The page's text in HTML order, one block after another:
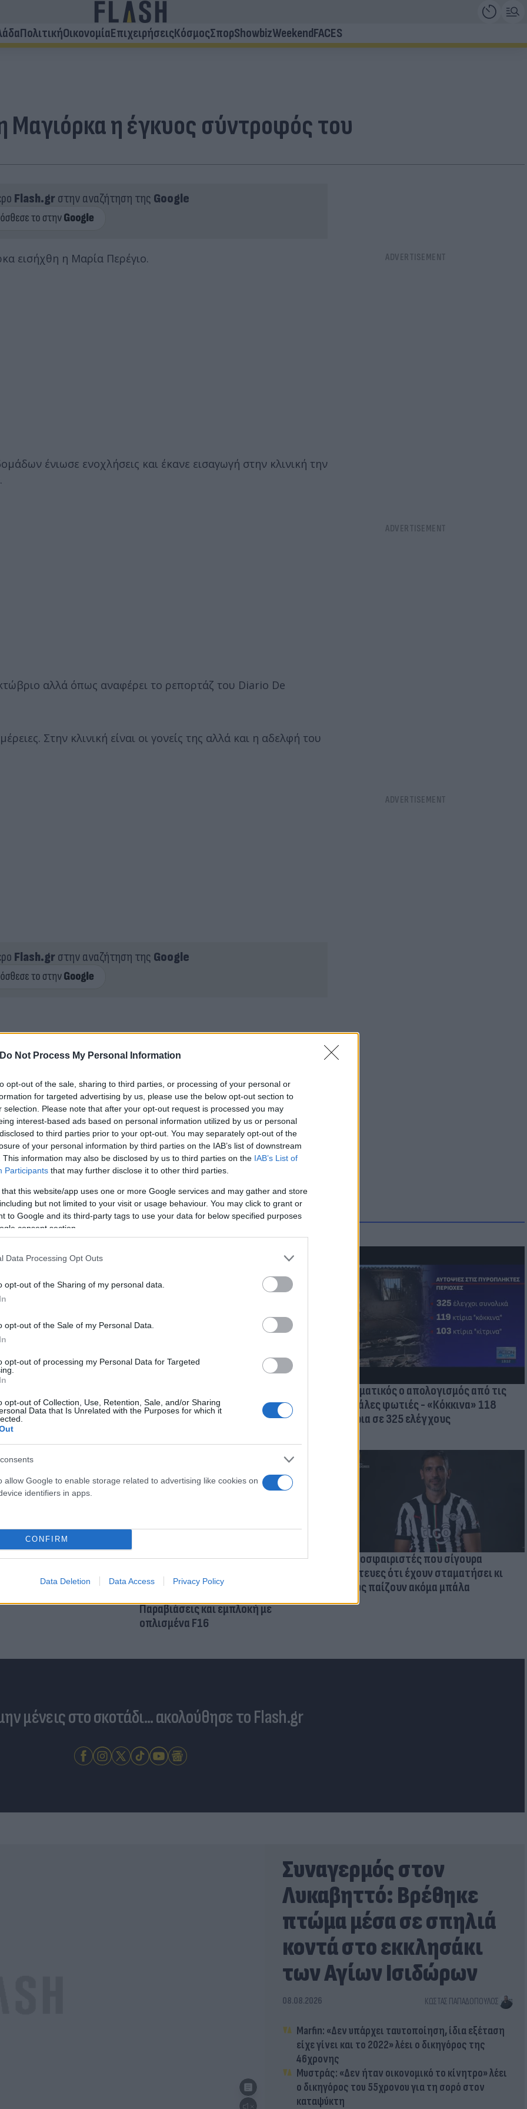
Do Not Process My Personal Information
opt-out of the sale, sharing to third parties, or processing of your personal or
for targeted advertising by us, please use the below opt-out section to
selection. Please note that after your opt-out request is processed you may
interest-based ads based on personal information utilized by us or personal
to third parties prior to your opt-out. You may separately opt-out of the
of your personal information by third parties on the IAB’s list of downstream
This information may also be disclosed by us to third parties on the IAB’s List of
Participants that may further disclose it to other third parties.
that this website/app uses one or more Google services and may gather and store
but not limited to your visit or usage behaviour. You may click to grant or
to Google and its third-party tags to use your data for below specified purposes
consent section.
Data Processing Opt Outs
opt-out of the Sharing of my personal data.
opt-out of the Sale of my Personal Data.
opt-out of processing my Personal Data for Targeted
opt-out of Collection, Use, Retention, Sale, and/or Sharing
Data that Is Unrelated with the Purposes for which it
allow Google to enable storage related to advertising like cookies on
identifiers in apps.
CONFIRM
Data Deletion Data Access Privacy Policy
ΠολιτικήΟικονομίαΕπιχειρήσειςΚόσμοςΣπορShowbizWeekendFACES
Μαγιόρκα η έγκυος σύντροφός του
Flash.grστην αναζήτηση της Google
εισήχθη η Μαρία Περέγιο.
ένιωσε ενοχλήσεις και έκανε εισαγωγή στην κλινική την
αλλά όπως αναφέρει το ρεπορτάζ του Diario De
Στην κλινική είναι οι γονείς της αλλά και η αδελφή του
Flash.grστην αναζήτηση της Google
θεό» - Η κυρία Μέσι
η σύντροφος του
επιστήμονες ρίχνουν φως στις
"φιλίες" μεταξύ διαφορετικών ειδών
Δραματικός ο απολογισμός από τις
μεγάλες φωτιές - «Κόκκινα» 118
κτίρια σε 325 ελέγχους
3,5 φορές
κίνδυνος σοβαρής
Παραβιάσεις και εμπλοκή με
οπλισμένα F16
Ποδοσφαιριστές που σίγουρα
πίστευες ότι έχουν σταματήσει κι
όμως παίζουν ακόμα μπάλα
μένεις στο σκοτάδι... ακολούθησε το Flash.gr
Συναγερμός στον
Λυκαβηττό: Βρέθηκε
πτώμα μέσα σε σπηλιά
κοντά στο εκκλησάκι
των Αγίων Ισιδώρων
08.08.2026 ΚΏΣΤΑΣ ΠΑΠΑΔΌΠΟΥΛΟΣ
Marfin: «Δεν υπάρχει ταυτοποίηση, ίδια εξέταση
είχε γίνει και το 2022» λέει ο δικηγόρος της
46χρονης
Μυστράς: «Δεν ήταν οικονομικό το κίνητρο» λέει
ο δικηγόρος του 55χρονου για τη σορό στον
καταψύκτη